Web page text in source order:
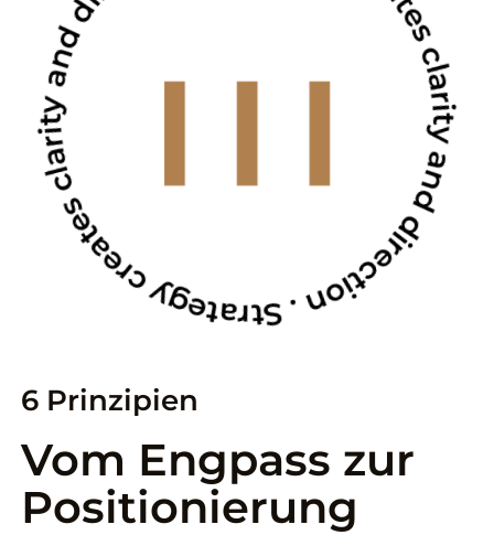
6 Prinzipien
Vom Engpass zur
Positionierung